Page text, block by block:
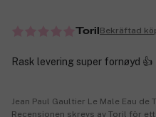
Toril Bekräftad
Rask levering super fornøyd 👍
Jean Paul Gaultier Le Male Eau de
Recensionen skrevs av Toril för